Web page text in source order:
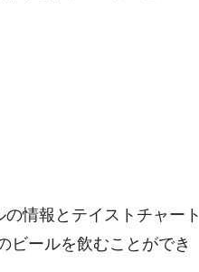
情報とテイストチャート
ビールを飲むことができ